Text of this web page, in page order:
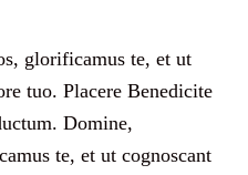
glorificamus te, et ut
tuo. Placere Benedicite
Domine,
te, et ut cognoscant